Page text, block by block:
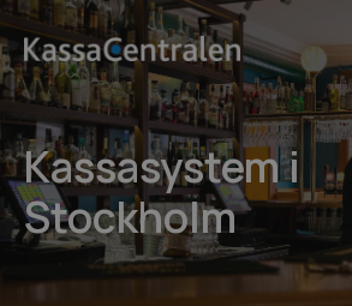
Kassasystem i
Stockholm